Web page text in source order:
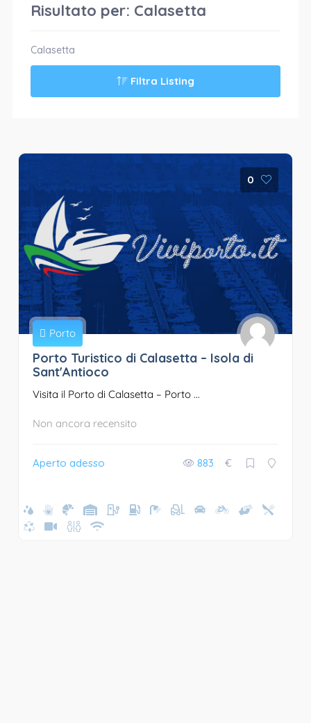
Risultato per: Calasetta
Calasetta
Filtra Listing
0
Porto
Porto Turistico di Calasetta – Isola di
Sant'Antioco
Visita il Porto di Calasetta – Porto ...
Non ancora recensito
Aperto adesso 883 €